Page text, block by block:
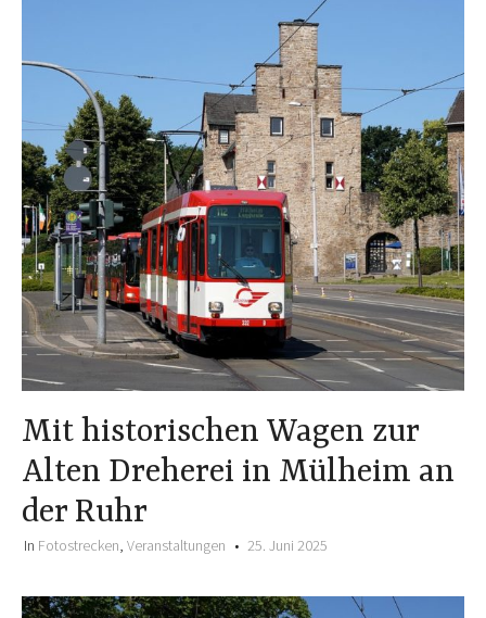
Mit historischen Wagen zur
Alten Dreherei in Mülheim an
der Ruhr
In Fotostrecken, Veranstaltungen 25. Juni 2025